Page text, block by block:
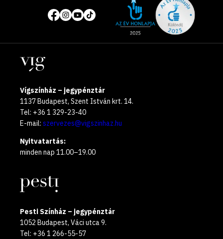
Közösségi
média
oldalak
of
year
Helyszínek
Vígszínház – jegypénztár
1137 Budapest, Szent István krt. 14.
Tel: +36 1 329-23-40
E-mail: szervezes@vigszinhaz.hu
Nyitvatartás:
minden nap 11.00–19.00
Pesti Színház – jegypénztár
1052 Budapest, Váci utca 9.
Tel: +36 1 266-55-57